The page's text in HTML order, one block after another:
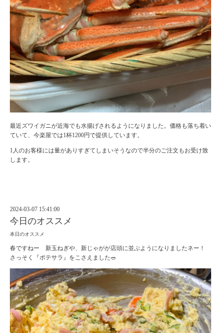
最近ズワイガニが近海でも水揚げされるようになりました。価格も落ち着い
ていて、今楽屋では1杯1200円で提供しています。
1人のお客様には量がありすぎてしまいそうなので半分のご注文もお受け致
します。
2024-03-07 15:41:00
今日のオススメ
本日のオススメ
春ですねー 新玉ねぎや、新じゃがが店頭に並ぶようになりましたネー！
さっそく『ポテサラ』をこさえました🥗